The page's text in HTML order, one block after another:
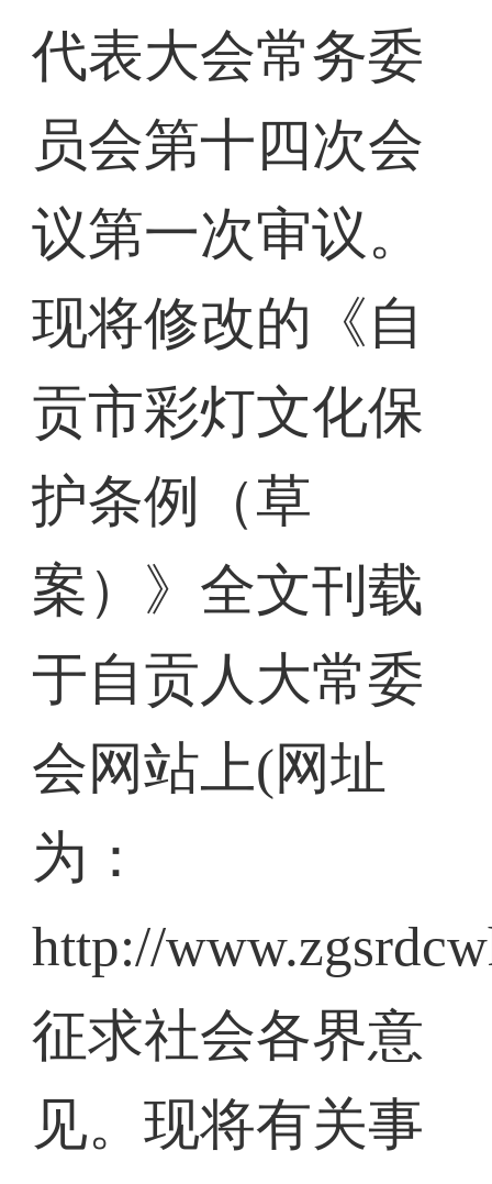
代表大会常务委
员会第十四次会
议第一次审议。
现将修改的《自
贡市彩灯文化保
护条例（草
案）》全文刊载
于自贡人大常委
会网站上(网址
为：
http://
征求社会各界意
见。现将有关事